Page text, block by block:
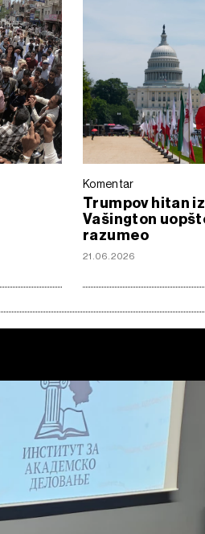
Komentar
Trumpov hitan
Vašington
razumeo
21.06.2026